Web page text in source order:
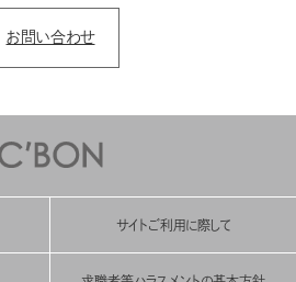
お問い合わせ
サイトご利用に際して